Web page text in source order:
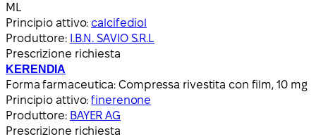
ML
Principio attivo: calcifediol
Produttore: I.B.N. SAVIO S.R.L
Prescrizione richiesta
KERENDIA
Forma farmaceutica: Compressa rivestita con film, 10 mg
Principio attivo:finerenone
Produttore: BAYER AG
Prescrizione richiesta